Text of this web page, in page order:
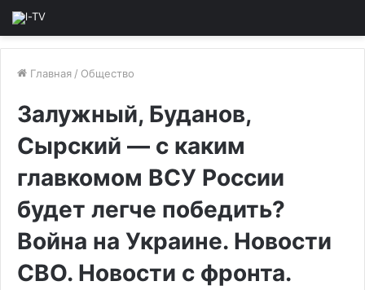
Главная / Общество
Залужный, Буданов,
Сырский — с каким
главкомом ВСУ России
будет легче победить?
Война на Украине. Новости
СВО. Новости с фронта.